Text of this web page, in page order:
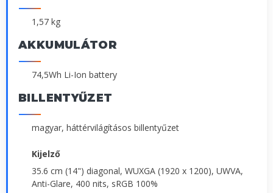
1,57 kg
AKKUMULÁTOR
74,5Wh Li-Ion battery
BILLENTYŰZET
magyar, háttérvilágításos billentyűzet
Kijelző
35.6 cm (14") diagonal, WUXGA (1920 x 1200), UWVA,
Anti-Glare, 400 nits, sRGB 100%